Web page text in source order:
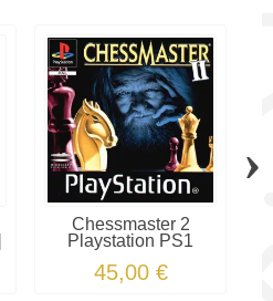
Chessmaster 2
Playstation PS1
45,00 €
›